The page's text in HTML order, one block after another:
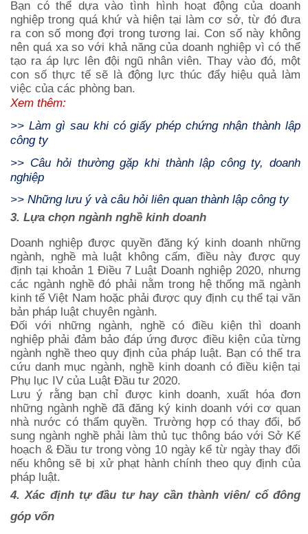
Bạn có thể dựa vào tình hình hoạt động của doanh
nghiệp trong quá khứ và hiện tại làm cơ sở, từ đó đưa
ra con số mong đợi trong tương lai. Con số này không
nên quá xa so với khả năng của doanh nghiệp vì có thể
tạo ra áp lực lên đội ngũ nhân viên. Thay vào đó, một
con số thực tế sẽ là động lực thúc đẩy hiệu quả làm
việc của các phòng ban.
Xem thêm:
>> Làm gì sau khi có giấy phép chứng nhận thành lập
công ty
>> Câu hỏi thường gặp khi thành lập công ty, doanh
nghiệp
>> Những lưu ý và câu hỏi liên quan thành lập công ty
3. Lựa chọn ngành nghề kinh doanh
Doanh nghiệp được quyền đăng ký kinh doanh những
ngành, nghề mà luật không cấm, điều này được quy
định tại khoản 1 Điều 7 Luật Doanh nghiệp 2020, nhưng
các ngành nghề đó phải nằm trong hệ thống mã ngành
kinh tế Việt Nam hoặc phải được quy định cụ thể tại văn
bản pháp luật chuyên ngành.
Đối với những ngành, nghề có điều kiện thì doanh
nghiệp phải đảm bảo đáp ứng được điều kiện của từng
ngành nghề theo quy định của pháp luật. Bạn có thể tra
cứu danh mục ngành, nghề kinh doanh có điều kiện tại
Phụ lục IV của Luật Đầu tư 2020.
Lưu ý rằng bạn chỉ được kinh doanh, xuất hóa đơn
những ngành nghề đã đăng ký kinh doanh với cơ quan
nhà nước có thẩm quyền. Trường hợp có thay đổi, bổ
sung ngành nghề phải làm thủ tục thông báo với Sở Kế
hoạch & Đầu tư trong vòng 10 ngày kể từ ngày thay đổi
nếu không sẽ bị xử phạt hành chính theo quy định của
pháp luật.
4. Xác định tự đầu tư hay cần thành viên/ cổ đông
góp vốn